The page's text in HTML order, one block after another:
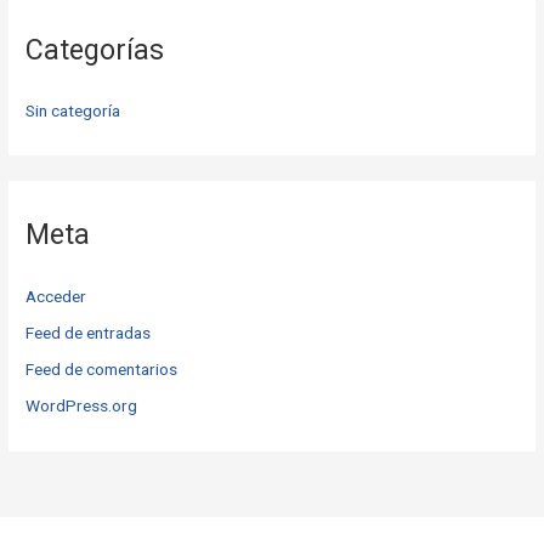
Categorías
Sin categoría
Meta
Acceder
Feed de entradas
Feed de comentarios
WordPress.org